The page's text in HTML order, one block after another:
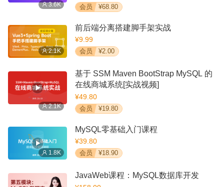
3.6K 会员 ¥68.80
2.1K
前后端分离搭建脚手架实战
¥9.99
会员 ¥2.00
2.1K
基于 SSM Maven BootStrap MySQL 的
在线商城系统[实战视频]
¥49.80
会员 ¥19.80
1.8K
MySQL零基础入门课程
¥39.80
会员 ¥18.90
JavaWeb课程：MySQL数据库开发